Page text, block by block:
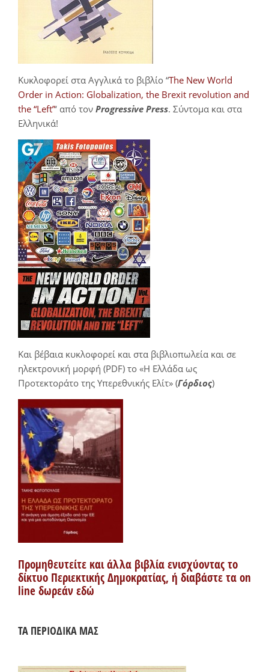
Κυκλοφορεί στα Αγγλικά το βιβλίο “The New World
Order in Action: Globalization, the Brexit revolution and
the “Left”‘ από τον Progressive Press. Σύντομα και στα
Ελληνικά!
Και βέβαια κυκλοφορεί και στα βιβλιοπωλεία και σε
ηλεκτρονική μορφή (PDF) το «Η Ελλάδα ως
Προτεκτοράτο της Υπερεθνικής Ελίτ» (Γόρδιος)
Προμηθευτείτε και άλλα βιβλία ενισχύοντας το
δίκτυο Περιεκτικής Δημοκρατίας, ή διαβάστε τα on
line δωρεάν εδώ
ΤΑ ΠΕΡΙΟΔΙΚΑ ΜΑΣ